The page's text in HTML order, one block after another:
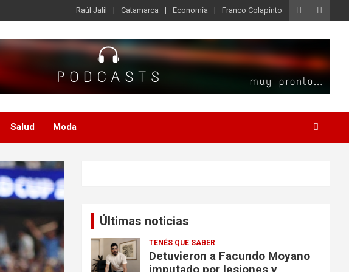
Raúl Jalil Catamarca Economía Franco Colapinto
Salud Moda
Últimas noticias
TENÉS QUE SABER
Detuvieron a Facundo Moyano